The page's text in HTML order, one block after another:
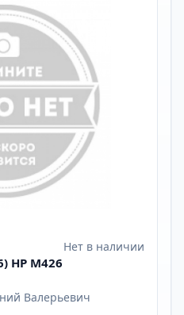
Нет в наличии
HP M426
Валерьевич